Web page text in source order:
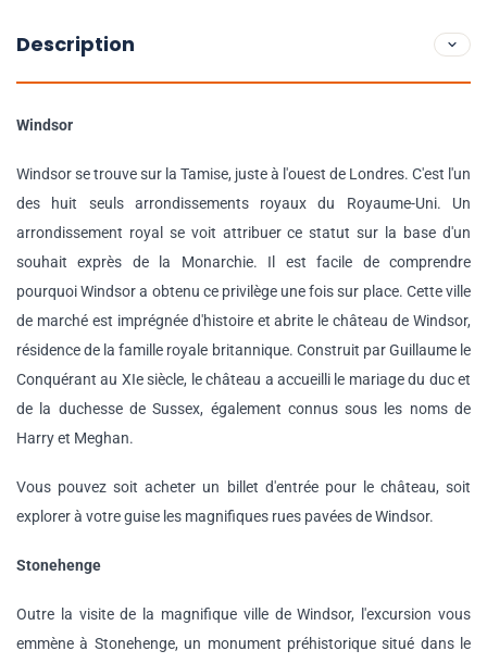
Description
Windsor
Windsor se trouve sur la Tamise, juste à l'ouest de Londres. C'est l'un
des huit seuls arrondissements royaux du Royaume-Uni. Un
arrondissement royal se voit attribuer ce statut sur la base d'un
souhait exprès de la Monarchie. Il est facile de comprendre
pourquoi Windsor a obtenu ce privilège une fois sur place. Cette ville
de marché est imprégnée d'histoire et abrite le château de Windsor,
résidence de la famille royale britannique. Construit par Guillaume le
Conquérant au XIe siècle, le château a accueilli le mariage du duc et
de la duchesse de Sussex, également connus sous les noms de
Harry et Meghan.
Vous pouvez soit acheter un billet d'entrée pour le château, soit
explorer à votre guise les magnifiques rues pavées de Windsor.
Stonehenge
Outre la visite de la magnifique ville de Windsor, l'excursion vous
emmène à Stonehenge, un monument préhistorique situé dans le